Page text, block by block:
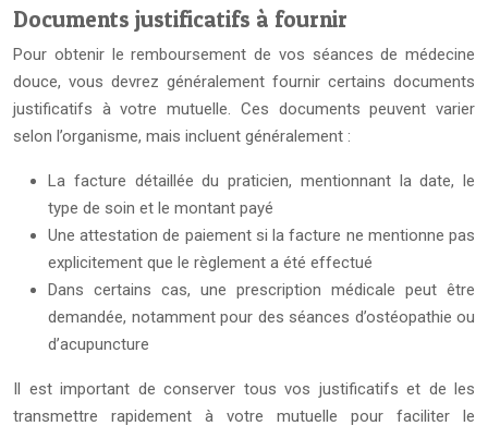
Documents justificatifs à fournir
Pour obtenir le remboursement de vos séances de médecine
douce, vous devrez généralement fournir certains documents
justificatifs à votre mutuelle. Ces documents peuvent varier
selon l’organisme, mais incluent généralement :
La facture détaillée du praticien, mentionnant la date, le
type de soin et le montant payé
Une attestation de paiement si la facture ne mentionne pas
explicitement que le règlement a été effectué
Dans certains cas, une prescription médicale peut être
demandée, notamment pour des séances d’ostéopathie ou
d’acupuncture
Il est important de conserver tous vos justificatifs et de les
transmettre rapidement à votre mutuelle pour faciliter le